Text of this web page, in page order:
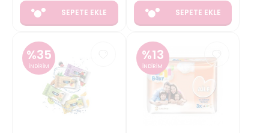
SEPETE EKLE SEPETE EKLE
%35
İNDİRİM
%13
İNDİRİM